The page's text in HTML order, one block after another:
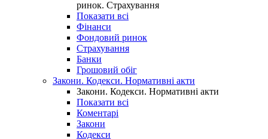
ринок. Страхування
Показати всі
Фінанси
Фондовий ринок
Страхування
Банки
Грошовий обіг
Закони. Кодекси. Нормативні акти
Закони. Кодекси. Нормативні акти
Показати всі
Коментарі
Закони
Кодекси